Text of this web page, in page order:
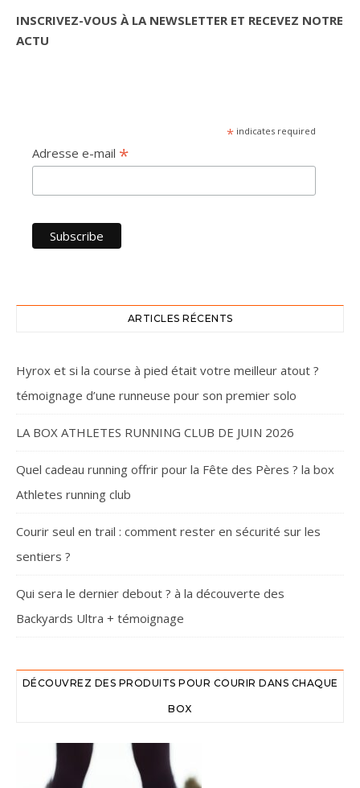
INSCRIVEZ-VOUS À LA NEWSLETTER ET RECEVEZ NOTRE
ACTU
* indicates required
Adresse e-mail *
ARTICLES RÉCENTS
Hyrox et si la course à pied était votre meilleur atout ?
témoignage d’une runneuse pour son premier solo
LA BOX ATHLETES RUNNING CLUB DE JUIN 2026
Quel cadeau running offrir pour la Fête des Pères ? la box
Athletes running club
Courir seul en trail : comment rester en sécurité sur les
sentiers ?
Qui sera le dernier debout ? à la découverte des
Backyards Ultra + témoignage
DÉCOUVREZ DES PRODUITS POUR COURIR DANS CHAQUE
BOX